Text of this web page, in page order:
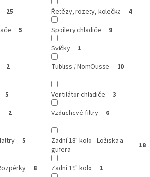
25 Řetězy, rozety, kolečka 4
5 Spoilery chladiče 9
Svíčky 1
2 Tubliss / NomOusse 10
5 Ventilátor chladiče 3
2 Vzduchové filtry 6
5
Zadní 18" kolo - Ložiska a
gufera
18
8 Zadní 19" kolo 1